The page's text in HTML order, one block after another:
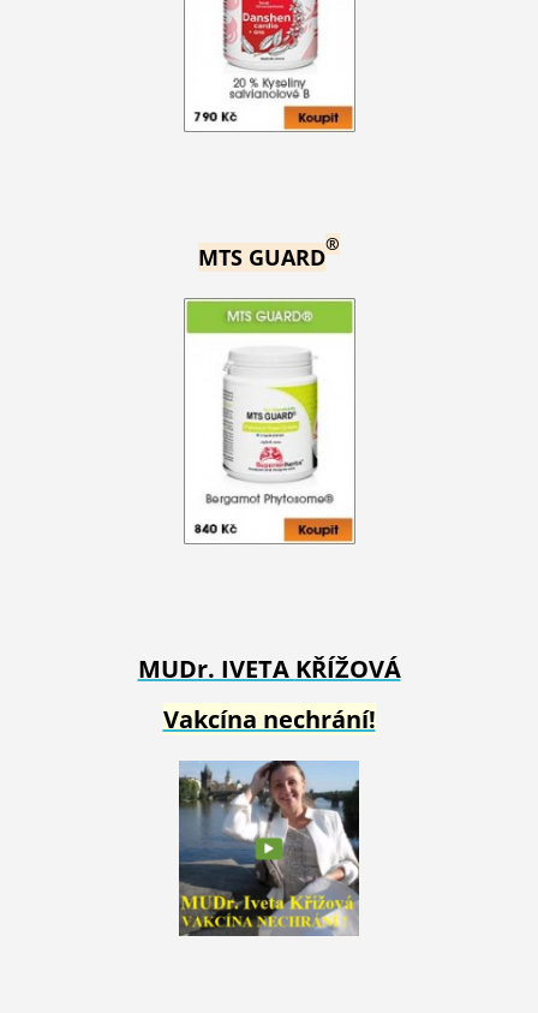
MTS GUARD®
MUDr. IVETA KŘÍŽOVÁ
Vakcína nechrání!